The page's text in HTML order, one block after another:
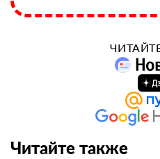
Читайте также